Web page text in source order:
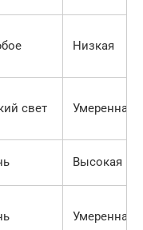
Низкая
свет Умеренная
Высокая
Умеренная